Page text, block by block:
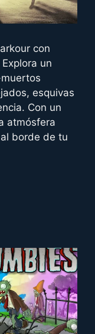
con
Explora un
esquivas
Con un
atmósfera
borde de tu